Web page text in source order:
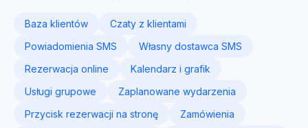
Baza klientów
Czaty z klientami
Powiadomienia SMS
Własny dostawca SMS
Rezerwacja online
Kalendarz i grafik
Usługi grupowe
Zaplanowane wydarzenia
Przycisk rezerwacji na stronę
Zamówienia